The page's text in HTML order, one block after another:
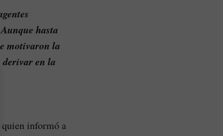
hasta
motivaron la
en la
informó a